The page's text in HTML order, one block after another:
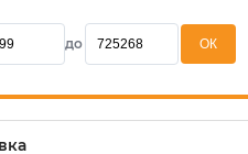
до OК